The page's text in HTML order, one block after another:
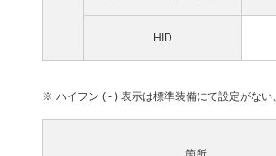
HID
※ ハイフン ( - ) 表示は標準装備にて設定がない